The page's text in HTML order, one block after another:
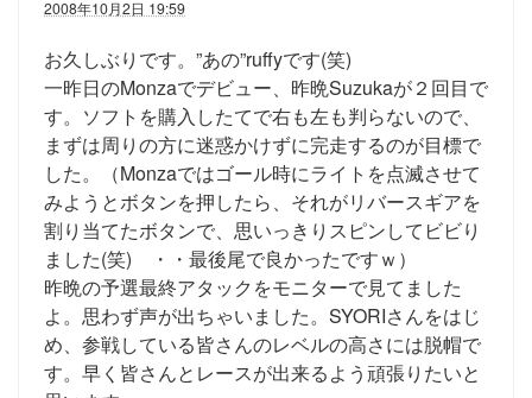
2008年10月2日 19:59
お久しぶりです。”あの”ruffyです(笑)
一昨日のMonzaでデビュー、昨晩Suzukaが２回目で
す。ソフトを購入したてで右も左も判らないので、
まずは周りの方に迷惑かけずに完走するのが目標で
した。（Monzaではゴール時にライトを点滅させて
みようとボタンを押したら、それがリバースギアを
割り当てたボタンで、思いっきりスピンしてビビり
ました(笑) ・・最後尾で良かったですｗ）
昨晩の予選最終アタックをモニターで見てました
よ。思わず声が出ちゃいました。SYORIさんをはじ
め、参戦している皆さんのレベルの高さには脱帽で
す。早く皆さんとレースが出来るよう頑張りたいと